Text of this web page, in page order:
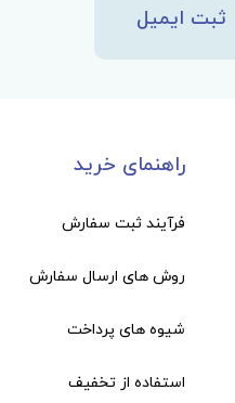
ثبت ایمیل
راهنمای خرید
فرآیند ثبت سفارش
روش های ارسال سفارش
شیوه های پرداخت
استفاده از تخفیف